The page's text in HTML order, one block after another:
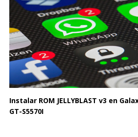
Instalar ROM JELLYBLAST v3 en
GT-S5570I